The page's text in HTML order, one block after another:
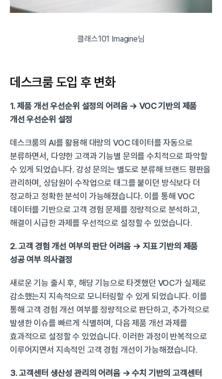
클래스101 Imagine님
데스크룸 도입 후 변화
1. 제품 개선 우선순위 설정의 어려움 → VOC 기반의 제품
개선 우선순위 설정
데스크룸의 AI를 활용해 대량의 VOC 데이터를 자동으로
분류하면서, 다양한 고객과 기능별 문의를 수치적으로 파악할
수 있게 되었습니다. 강성 문의는 별도로 분류해 브랜드 평판을
관리하며, 상담원이 수작업으로 태그를 붙이던 방식보다 더
정교하고 정확한 분석이 가능해졌습니다. 이를 통해 VOC
데이터를 기반으로 고객 경험 문제를 정량적으로 분석하고,
해결이 시급한 과제를 우선적으로 설정할 수 있었습니다.
2. 고객 경험 개선 여부의 판단 어려움 → 지표 기반의 제품
성공 여부 의사결정
새로운 기능 출시 후, 해당 기능으로 타겟했던 VOC가 실제로
감소했는지 지속적으로 모니터링할 수 있게 되었습니다. 이를
통해 고객 경험 개선 여부를 정량적으로 판단하고, 추가적으로
발생한 이슈를 빠르게 식별하며, 다음 제품 개선 과제를
효과적으로 설정할 수 있었습니다. 이러한 과정이 반복적으로
이루어지면서 지속적인 고객 경험 개선이 가능해졌습니다.
3. 고객센터 생산성 관리의 어려움 → 수치 기반의 고객센터